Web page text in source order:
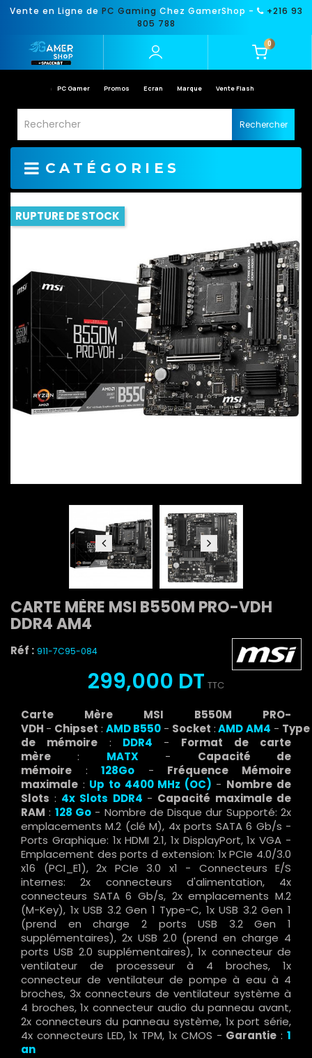
Vente en Ligne de PC Gaming Chez GamerShop -
+216 93
805 788
0
PC Gamer Promos Ecran Marque Vente Flash
Rechercher
CATÉGORIES
RUPTURE DE STOCK
CARTE MÈRE MSI B550M PRO-VDH
DDR4 AM4
Réf : 911-7C95-084
299,000 DT TTC
Carte Mère MSI B550M PRO-
VDH - Chipset : AMDB550 - Socket :AMDAM4 - Type
de mémoire: DDR4 - Format de carte
mère : MATX- Capacité de
mémoire : 128Go - Fréquence Mémoire
maximale : Up to 4400 MHz (OC) - Nombre de
Slots : 4x Slots DDR4 - Capacité maximale de
RAM : 128 Go - Nombre de Disque dur Supporté: 2x
emplacements M.2 (clé M), 4x ports SATA 6 Gb/s -
Ports Graphique: 1x HDMI 2.1, 1x DisplayPort, 1x VGA -
Emplacement des ports d extension: 1x PCIe 4.0/3.0
x16 (PCI_E1), 2x PCIe 3.0 x1 - Connecteurs E/S
internes: 2x connecteurs d'alimentation, 4x
connecteurs SATA 6 Gb/s, 2x emplacements M.2
(M-Key), 1x USB 3.2 Gen 1 Type-C, 1x USB 3.2 Gen 1
(prend en charge 2 ports USB 3.2 Gen 1
supplémentaires), 2x USB 2.0 (prend en charge 4
ports USB 2.0 supplémentaires), 1x connecteur de
ventilateur de processeur à 4 broches, 1x
connecteur de ventilateur de pompe à eau à 4
broches, 3x connecteurs de ventilateur système à
4 broches, 1x connecteur audio du panneau avant,
2x connecteurs du panneau système, 1x port série,
4x connecteurs LED, 1x TPM, 1x CMOS - Garantie :1
an